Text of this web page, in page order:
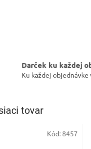
Darček ku každej
Ku každej
tovar
Kód:8457